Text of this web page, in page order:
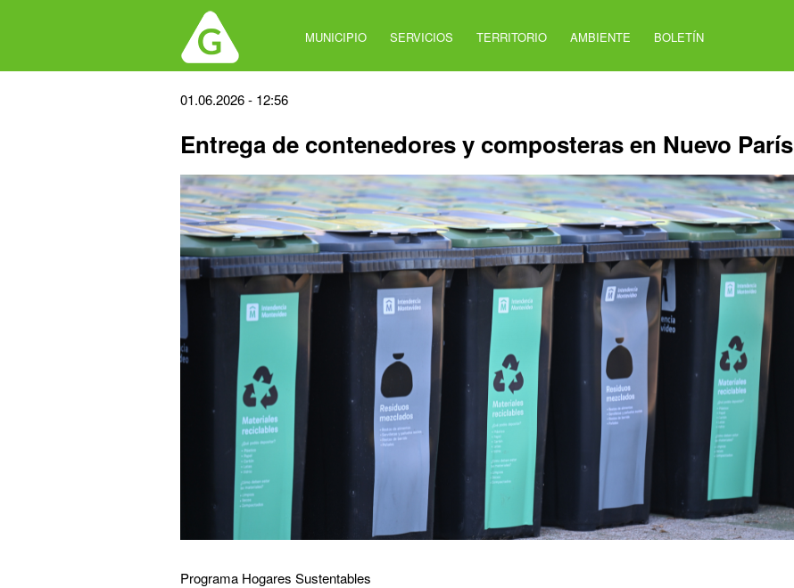
MUNICIPIO SERVICIOS TERRITORIO AMBIENTE BOLETÍN
Back
top
01.06.2026 - 12:56
Entrega de contenedores y composteras en Nuevo París
Programa Hogares Sustentables